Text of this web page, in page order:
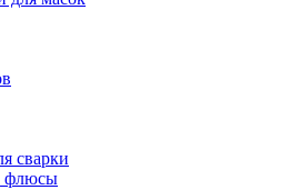
сварки
флюсы